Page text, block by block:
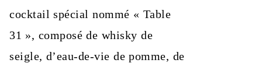
cocktail spécial nommé « Table
31 », composé de whisky de
seigle, d’eau-de-vie de pomme, de